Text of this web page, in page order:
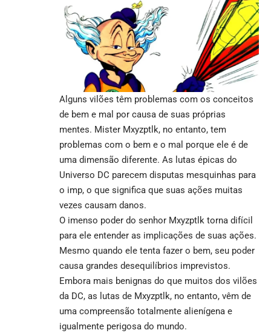
Alguns vilões têm problemas com os conceitos
de bem e mal por causa de suas próprias
mentes. Mister Mxyzptlk, no entanto, tem
problemas com o bem e o mal porque ele é de
uma dimensão diferente. As lutas épicas do
Universo DC parecem disputas mesquinhas para
o imp, o que significa que suas ações muitas
vezes causam danos.
O imenso poder do senhor Mxyzptlk torna difícil
para ele entender as implicações de suas ações.
Mesmo quando ele tenta fazer o bem, seu poder
causa grandes desequilíbrios imprevistos.
Embora mais benignas do que muitos dos vilões
da DC, as lutas de Mxyzptlk, no entanto, vêm de
uma compreensão totalmente alienígena e
igualmente perigosa do mundo.